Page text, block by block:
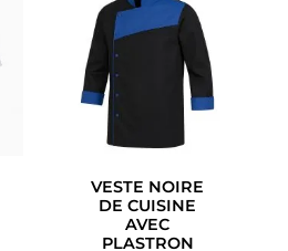
VESTE NOIRE
DE CUISINE
AVEC
PLASTRON